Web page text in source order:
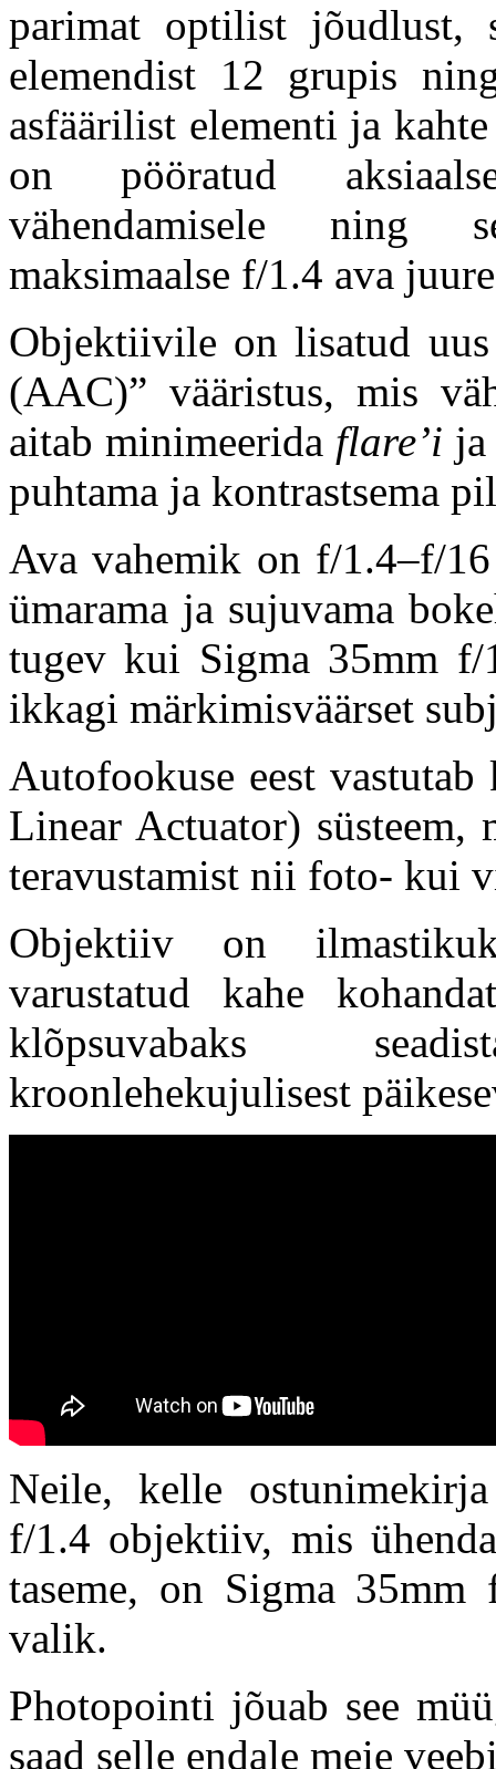
parimat optilist jõudlust,
elemendist 12 grupis
asfäärilist elementi ja
on pööratud
vähendamisele ning
maksimaalse f/1.4 ava
Objektiivile on lisatud
(AAC)” vääristus, mis
aitab minimeerida flare’i
puhtama ja kontrastsema
Ava vahemik on f/1.4–f/
ümarama ja sujuvama
tugev kui Sigma 35mm
ikkagi märkimisväärset
Autofookuse eest
Linear Actuator)
teravustamist nii foto- kui
Objektiiv on
varustatud kahe
klõpsuvabaks
kroonlehekujulisest
Neile, kelle
f/1.4 objektiiv, mis
taseme, on Sigma
valik.
Photopointi jõuab see
saad selle endale meie